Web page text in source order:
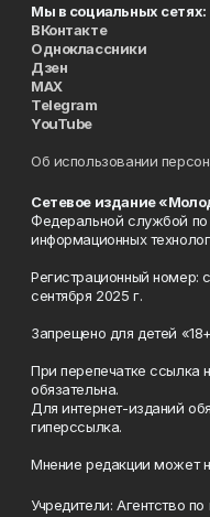
Мы в социальных сетях:
ВКонтакте
Одноклассники
Дзен
MAX
Telegram
YouTube
Об использовании
Сетевое издание
Федеральной службой
информационных
Регистрационный
сентября 2025 г.
Запрещено для детей
При перепечатке ссылка
обязательна.
Для интернет-изданий
гиперссылка.
Мнение редакции может
Учредители: Агентство